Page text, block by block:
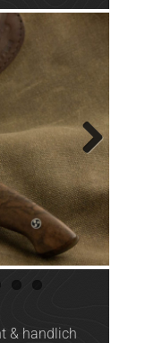
Next
& handlich